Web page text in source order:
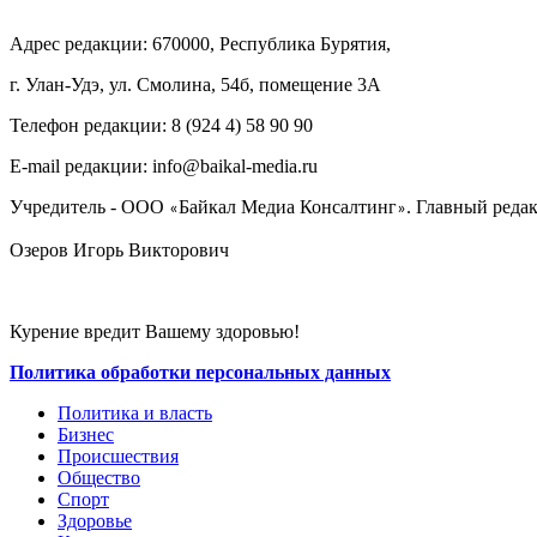
Адрес редакции: 670000, Республика Бурятия,
г. Улан-Удэ, ул. Смолина, 54б, помещение 3А
Телефон редакции: ‎‎8 (924 4) 58 90 90
E-mail редакции: info@baikal-media.ru
Учредитель - ООО «Байкал Медиа Консалтинг». Главный
Озеров Игорь Викторович
Курение вредит Вашему здоровью!
Политика обработки персональных данных
Политика и власть
Бизнес
Происшествия
Общество
Cпорт
Здоровье